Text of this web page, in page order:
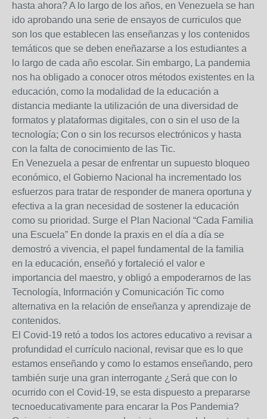
hasta ahora? A lo largo de los años, en Venezuela se han
ido aprobando una serie de ensayos de curriculos que
son los que establecen las enseñanzas y los contenidos
temáticos que se deben eneñazarse a los estudiantes a
lo largo de cada año escolar. Sin embargo, La pandemia
nos ha obligado a conocer otros métodos existentes en la
educación, como la modalidad de la educación a
distancia mediante la utilización de una diversidad de
formatos y plataformas digitales, con o sin el uso de la
tecnología; Con o sin los recursos electrónicos y hasta
con la falta de conocimiento de las Tic.
En Venezuela a pesar de enfrentar un supuesto bloqueo
económico, el Gobierno Nacional ha incrementado los
esfuerzos para tratar de responder de manera oportuna y
efectiva a la gran necesidad de sostener la educación
como su prioridad. Surge el Plan Nacional “Cada Familia
una Escuela” En donde la praxis en el día a día se
demostró a vivencia, el papel fundamental de la familia
en la educación, enseñó y fortaleció el valor e
importancia del maestro, y obligó a empoderarnos de las
Tecnología, Información y Comunicación Tic como
alternativa en la relación de enseñanza y aprendizaje de
contenidos.
El Covid-19 retó a todos los actores educativo a revisar a
profundidad el currículo nacional, revisar que es lo que
estamos enseñando y como lo estamos enseñando, pero
también surje una gran interrogante ¿Será que con lo
ocurrido con el Covid-19, se esta dispuesto a prepararse
tecnoeducativamente para encarar la Pos Pandemia?